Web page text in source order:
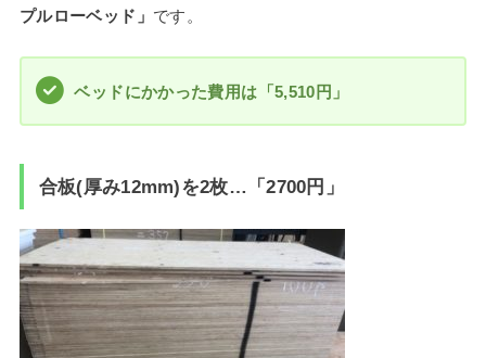
プルローベッド」 です。
ベッドにかかった費用は「5,510円」
合板(厚み12mm)を2枚…「2700円」